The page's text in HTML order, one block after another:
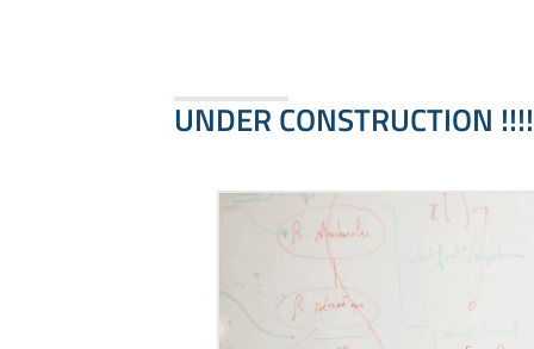
UNDER CONSTRUCTION